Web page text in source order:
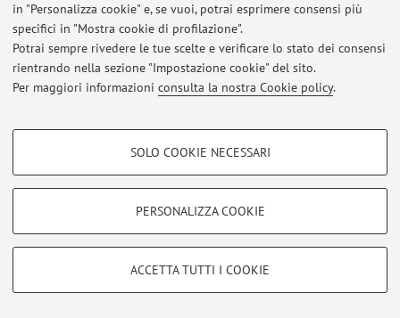
in "Personalizza cookie" e, se vuoi, potrai esprimere consensi più
specifici in "Mostra cookie di profilazione".
Potrai sempre rivedere le tue scelte e verificare lo stato dei consensi
rientrando nella sezione "Impostazione cookie" del sito.
Per maggiori informazioni consulta la nostra Cookie policy.
COOKIE DI PROFILAZIONE - FACOLTATIVI
COOKIE TECNICI - NECESSARI
Si tratta di cookie tecnici utilizzati, a titolo esemplificativo, per il corretto
SOLO COOKIE NECESSARI
PERSONALIZZA COOKIE
ACCETTA TUTTI I COOKIE
Al momento non sono presenti avvisi.
Area riservata
per gestire tutti i contenuti del sito.
© 2026 - ALMA MATER STUDIORUM - Università di Bologna - Via
Zamboni, 33 - 40126 Bologna - Partita IVA: 01131710376
Privacy|Note legali|Impostazioni Cookie